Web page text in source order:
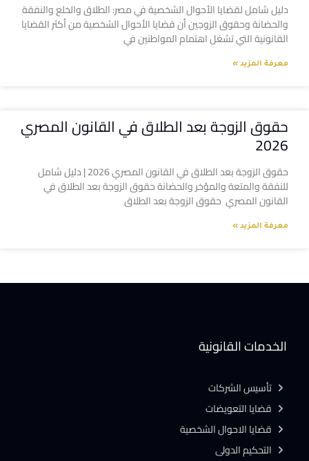
دليل شامل لقضايا الأحوال الشخصية في مصر: الطلاق والخلع والنفقة
والحضانة وحقوق الزوجين أن قضايا الأحوال الشخصية من أكثر القضايا
القانونية التي تشغل اهتمام المواطنين في
معرفة المزيد »
حقوق الزوجة بعد الطلاق في القانون المصري
2026
حقوق الزوجة بعد الطلاق في القانون المصري 2026 | دليل شامل
للنفقة والمتعة والمؤخر والحضانة حقوق الزوجة بعد الطلاق في
القانون المصري حقوق الزوجة بعد الطلاق
معرفة المزيد »
الخدمات القانونية
تأسيس الشركات
قضايا التعويضات
قضايا الاحوال الشخصية
التحكيم الدولى